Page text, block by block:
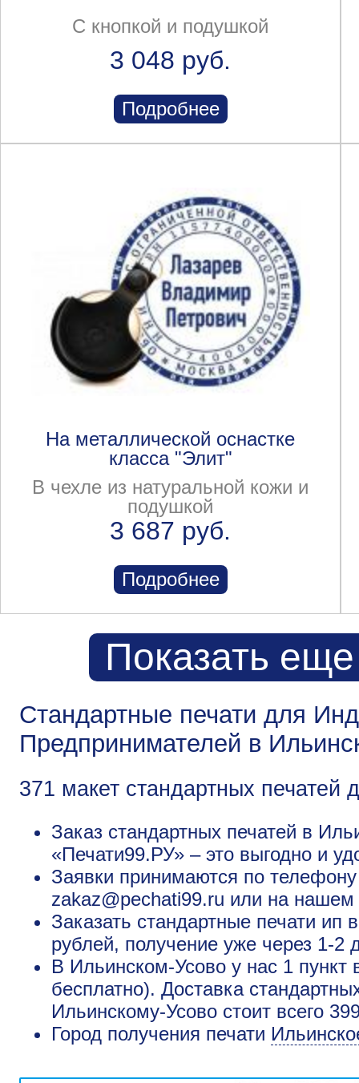
С кнопкой и подушкой
3 048 руб.
Подробнее
На металлической оснастке
класса "Элит"
В чехле из натуральной кожи и
подушкой
3 687 руб.
Подробнее
Показать
Стандартные печати для
Предпринимателей в
371 макет стандартных печатей
Заказ стандартных печатей в
«Печати99.РУ» – это выгодно и
Заявки принимаются по
zakaz@pechati99.ru или на нашем
Заказать стандартные печати
рублей, получение уже через 1-2
В Ильинском-Усово у нас 1 пункт
бесплатно). Доставка
Ильинскому-Усово стоит всего
Город получения печати